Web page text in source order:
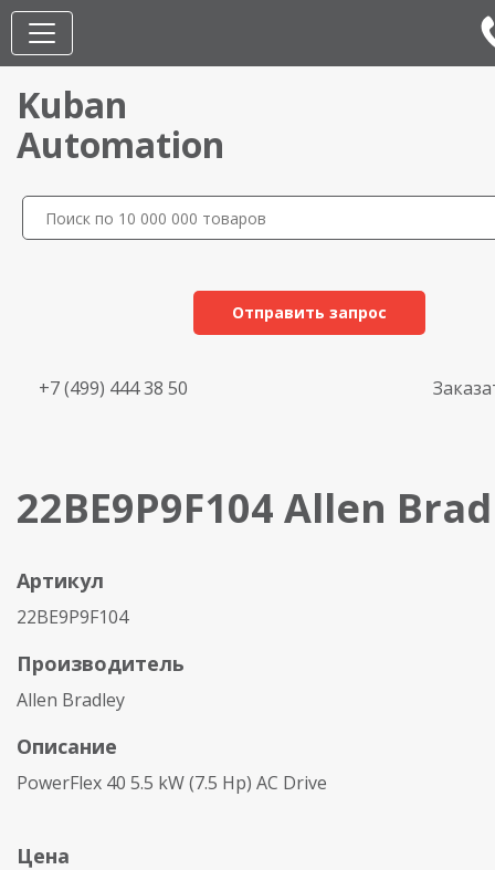
Kuban
Automation
Отправить запрос
+7 (499) 444 38 50
22BE9P9F104 Allen
Артикул
22BE9P9F104
Производитель
Allen Bradley
Описание
PowerFlex 40 5.5 kW (7.5 Hp) AC Drive
Цена